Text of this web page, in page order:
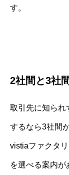
す。
2社間と3社
取引先に知られ
するなら3社間
vistiaファクタ
を選べる案内が